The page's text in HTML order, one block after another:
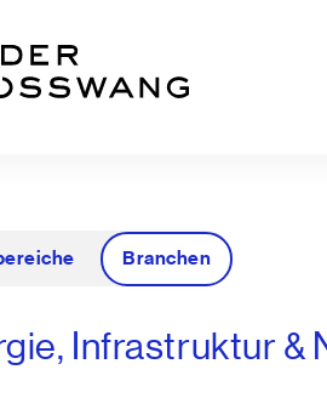
Branchen
Infrastruktur &